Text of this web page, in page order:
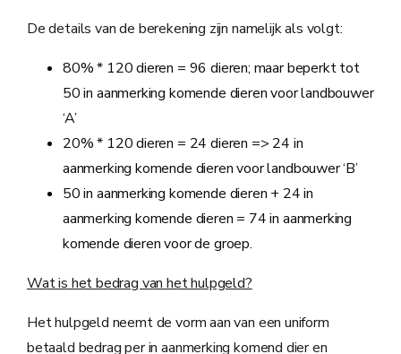
De details van de berekening zijn namelijk als volgt:
80% * 120 dieren = 96 dieren; maar beperkt tot
50 in aanmerking komende dieren voor landbouwer
‘A’
20% * 120 dieren = 24 dieren => 24 in
aanmerking komende dieren voor landbouwer ‘B’
50 in aanmerking komende dieren + 24 in
aanmerking komende dieren = 74 in aanmerking
komende dieren voor de groep.
Wat is het bedrag van het hulpgeld?
Het hulpgeld neemt de vorm aan van een uniform
betaald bedrag per in aanmerking komend dier en